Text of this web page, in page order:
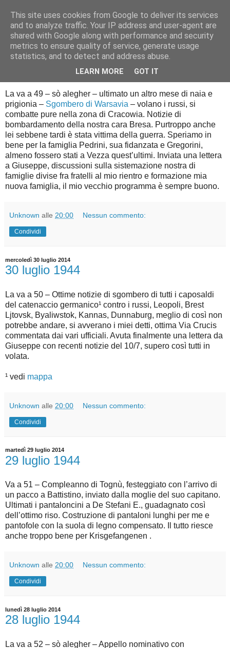
Diario di guerra
giovedì 31 luglio 2014
31 luglio 1944
La va a 49 – sò alegher – ultimato un altro mese di naia e
prigionia – Sgombero di Warsavia – volano i russi, si
combatte pure nella zona di Cracowia. Notizie di
bombardamento della nostra cara Bresa. Purtroppo anche
lei sebbene tardi è stata vittima della guerra. Speriamo in
bene per la famiglia Pedrini, sua fidanzata e Gregorini,
almeno fossero stati a Vezza quest’ultimi. Inviata una lettera
a Giuseppe, discussioni sulla sistemazione nostra di
famiglie divise fra fratelli al mio rientro e formazione mia
nuova famiglia, il mio vecchio programma è sempre buono.
Unknown alle 20:00 Nessun commento:
Condividi
mercoledì 30 luglio 2014
30 luglio 1944
La va a 50 – Ottime notizie di sgombero di tutti i caposaldi
del catenaccio germanico¹ contro i russi, Leopoli, Brest
Ljtovsk, Byaliwstok, Kannas, Dunnaburg, meglio di così non
potrebbe andare, si avverano i miei detti, ottima Via Crucis
commentata dai vari ufficiali. Avuta finalmente una lettera da
Giuseppe con recenti notizie del 10/7, supero così tutti in
volata.
¹ vedi mappa
Unknown alle 20:00 Nessun commento:
Condividi
martedì 29 luglio 2014
29 luglio 1944
Va a 51 – Compleanno di Tognù, festeggiato con l’arrivo di
un pacco a Battistino, inviato dalla moglie del suo capitano.
Ultimati i pantaloncini a De Stefani E., guadagnato così
dell’ottimo riso. Costruzione di pantaloni lunghi per me e
pantofole con la suola di legno compensato. Il tutto riesce
anche troppo bene per Krisgefangenen .
Unknown alle 20:00 Nessun commento:
Condividi
lunedì 28 luglio 2014
28 luglio 1944
La va a 52 – sò alegher – Appello nominativo con
This site uses cookies from Google to deliver its services
and to analyze traffic. Your IP address and user-agent are
shared with Google along with performance and security
metrics to ensure quality of service, generate usage
statistics, and to detect and address abuse.
LEARN MORE GOT IT